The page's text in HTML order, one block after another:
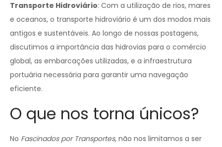
Transporte Hidroviário: Com a utilização de rios, mares
e oceanos, o transporte hidroviário é um dos modos mais
antigos e sustentáveis. Ao longo de nossas postagens,
discutimos a importância das hidrovias para o comércio
global, as embarcações utilizadas, e a infraestrutura
portuária necessária para garantir uma navegação
eficiente.
O que nos torna únicos?
No Fascinados por Transportes, não nos limitamos a ser